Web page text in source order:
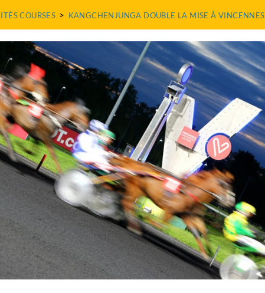
COURSES > KANGCHENJUNGA DOUBLE LA MISE À VINCENNES